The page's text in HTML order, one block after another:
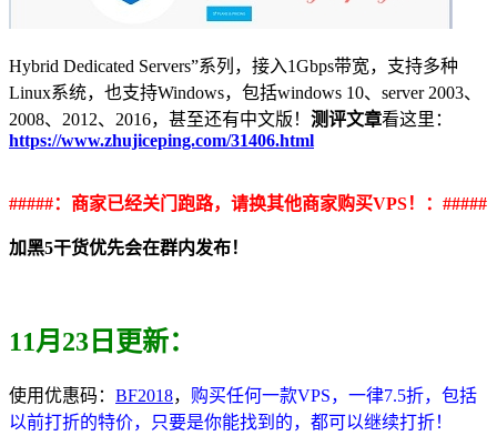
Hybrid Dedicated Servers”系列，接入1Gbps带宽，支持多种
Linux系统，也支持Windows，包括windows 10、server 2003、
2008、2012、2016，甚至还有中文版！ 测评文章看这里：
https://www.zhujiceping.com/31406.html
#####：商家已经关门跑路，请换其他商家购买VPS！：#####
加黑5干货优先会在群内发布！
11月23日更新：
使用优惠码： BF2018， 购买任何一款VPS，一律7.5折，包括
以前打折的特价，只要是你能找到的，都可以继续打折！